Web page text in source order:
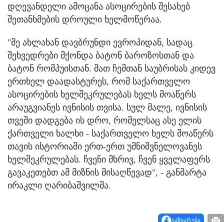
დღევანდელი ამოცანა ასოცირების შესახებ
შეთანხმების დროული ხელმოწერაა.
"მე ახლახან დავბრუნდი ევროპიდან, სადაც
შეხვედრები მქონდა ბატონ ბაროზოსთან და
ბატონ რომპუისთან. მათ ჩემთან საუბრისას კიდევ
ერთხელ დაადასტურეს, რომ საქართველო
ასოცირების ხელშეკრულებას ხელს მოაწერს
არაუგვიანეს ივნისის თვისა. სულ მალე, ივნისის
თვეში დადგება ის დრო, რომელსაც ასე ელის
ქართველი ხალხი - საქართველო ხელს მოაწერს
თავის ისტორიაში ერთ-ერთ უმნიშვნელოვანეს
ხელშეკრულებას. ჩვენი მხრივ, ჩვენ ყველაფერს
გავაკეთებთ ამ მიზნის მისაღწევად", - განმარტა
ირაკლი ღარიბაშვილმა.
გაზიარება